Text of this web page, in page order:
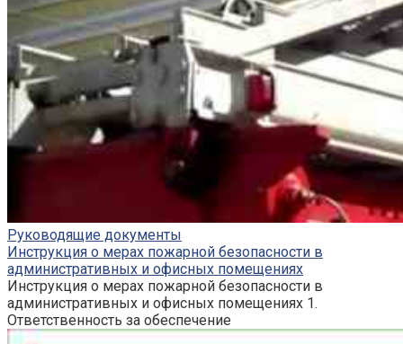
Руководящие документы
Инструкция о мерах пожарной безопасности в
административных и офисных помещениях
Инструкция о мерах пожарной безопасности в
административных и офисных помещениях 1.
Ответственность за обеспечение